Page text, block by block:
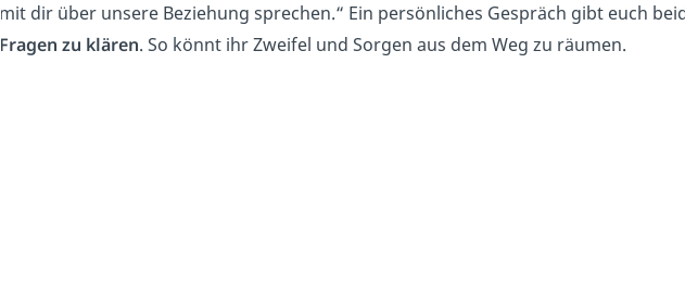
mit dir über unsere Beziehung sprechen.“ Ein persönliches Gespräch gibt euch
Fragen zu klären. So könnt ihr Zweifel und Sorgen aus dem Weg zu räumen.